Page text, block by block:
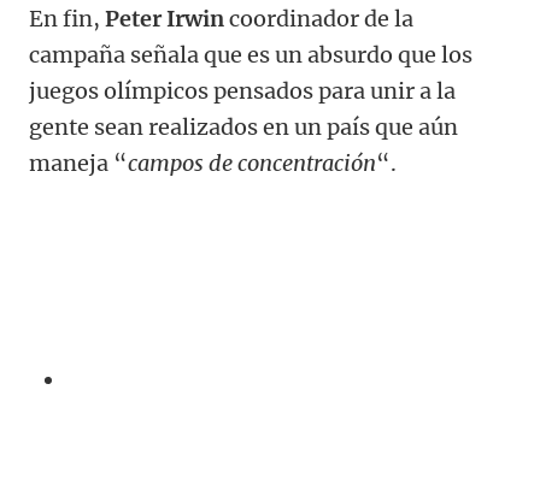
En fin, Peter Irwincoordinador de la
campaña señala que es un absurdo que los
juegos olímpicos pensados para unir a la
gente sean realizados en un país que aún
maneja “campos de concentración“.